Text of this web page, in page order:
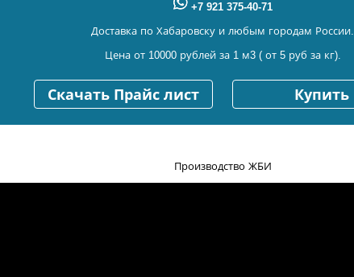
+7 921 375-40-71
Доставка по Хабаровску и любым городам России.
Цена от 10000 рублей за 1 м3 ( от 5 руб за кг).
Скачать Прайс лист Купить
Производство ЖБИ